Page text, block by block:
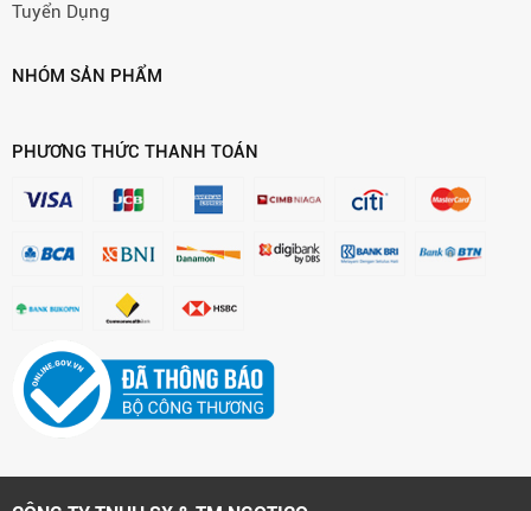
Tuyển Dụng
NHÓM SẢN PHẨM
PHƯƠNG THỨC THANH TOÁN